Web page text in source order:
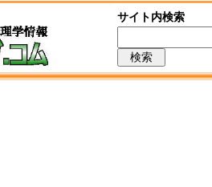
サイト内検索